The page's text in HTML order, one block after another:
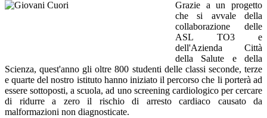
Grazie a un progetto
che si avvale della
collaborazione delle
ASL TO3 e
dell'Azienda Città
della Salute e della
Scienza, quest'anno gli oltre 800 studenti delle classi seconde, terze
e quarte del nostro istituto hanno iniziato il percorso che li porterà ad
essere sottoposti, a scuola, ad uno screening cardiologico per cercare
di ridurre a zero il rischio di arresto cardiaco causato da
malformazioni non diagnosticate.